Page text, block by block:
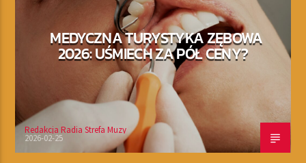
MEDYCZNA TURYSTYKA ZĘBOWA
2026: UŚMIECH ZA PÓŁ CENY?
Redakcja Radia Strefa Muzy
2026-02-25